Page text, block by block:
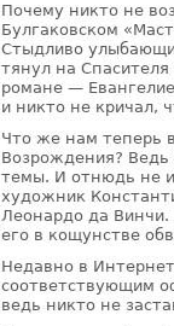
Почему никто не
Булгаковском
Стыдливо
тянул на
романе —
и никто не кричал,
Что же нам теперь
Возрождения? Ведь
темы. И отнюдь не
художник
Леонардо да Винчи.
его в кощунстве
Недавно в
соответствующим
ведь никто не